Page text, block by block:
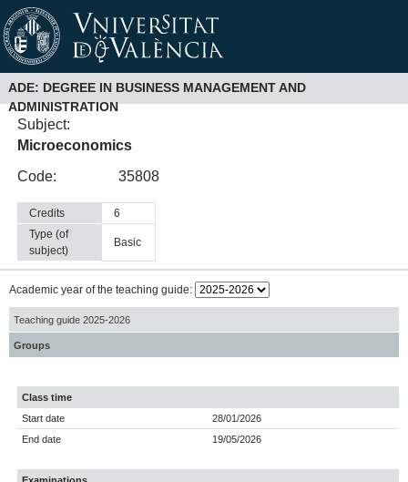
ADE: DEGREE IN BUSINESS MANAGEMENT AND
ADMINISTRATION
Subject:
Microeconomics
Code:
35808
Credits
6
Type (of
subject)
basic
Academic year of the teaching guide:
Teaching guide 2025-2026
Groups
Class time
Start date
28/01/2026
End date
19/05/2026